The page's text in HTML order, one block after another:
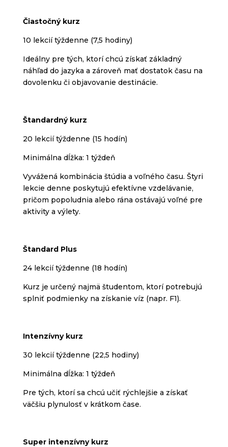
Čiastočný kurz
10 lekcií týždenne (7,5 hodiny)
Ideálny pre tých, ktorí chcú získať základný
náhľad do jazyka a zároveň mať dostatok času na
dovolenku či objavovanie destinácie.
Štandardný kurz
20 lekcií týždenne (15 hodín)
Minimálna dĺžka: 1 týždeň
Vyvážená kombinácia štúdia a voľného času. Štyri
lekcie denne poskytujú efektívne vzdelávanie,
pričom popoludnia alebo rána ostávajú voľné pre
aktivity a výlety.
Štandard Plus
24 lekcií týždenne (18 hodín)
Kurz je určený najmä študentom, ktorí potrebujú
splniť podmienky na získanie víz (napr. F1).
Intenzívny kurz
30 lekcií týždenne (22,5 hodiny)
Minimálna dĺžka: 1 týždeň
Pre tých, ktorí sa chcú učiť rýchlejšie a získať
väčšiu plynulosť v krátkom čase.
Super intenzívny kurz